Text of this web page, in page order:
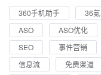
360手机助手 36氪
ASO
ASO优化
SEO
事件营销
信息流
免费渠道